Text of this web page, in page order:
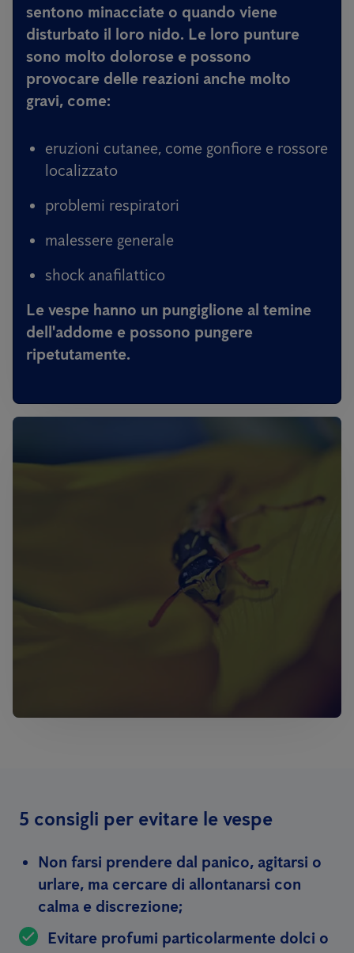
sentono minacciate o quando viene
disturbato il loro nido. Le loro punture
sono molto dolorose e possono
provocare delle reazioni anche molto
gravi, come:
eruzioni cutanee, come gonfiore e rossore
localizzato
problemi respiratori
malessere generale
shock anafilattico
Le vespe hanno un pungiglione al temine
dell'addome e possono pungere
ripetutamente.
5 consigli per evitare le vespe
Non farsi prendere dal panico, agitarsi o
urlare, ma cercare di allontanarsi con
calma e discrezione;
Evitare profumi particolarmente dolci o